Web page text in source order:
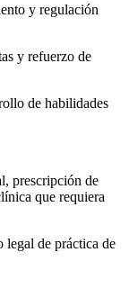
y regulación
y refuerzo de
de habilidades
prescripción de
que requiera
legal de práctica de